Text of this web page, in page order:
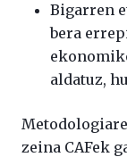
Bigarren
bera
aldatuz,
zeina CAFek